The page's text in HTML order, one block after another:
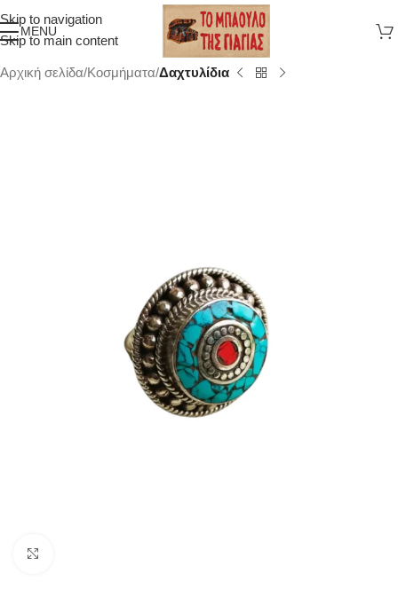
Skip to navigation
Skip to main content
MENU
Αρχική σελίδα Κοσμήματα Δαχτυλίδια